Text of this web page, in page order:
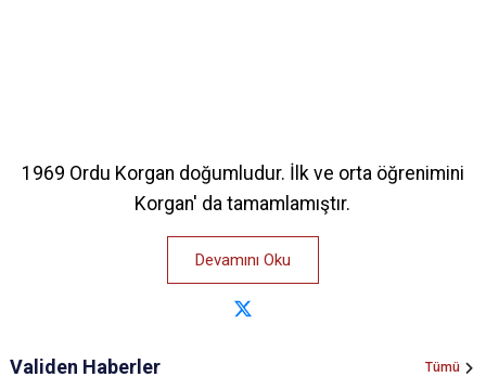
1969 Ordu Korgan doğumludur. İlk ve orta öğrenimini
Korgan' da tamamlamıştır.
Devamını Oku
Validen Haberler Tümü